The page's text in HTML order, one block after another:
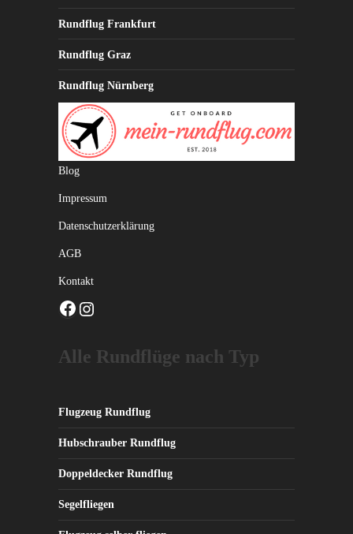
Rundflug Frankfurt
Rundflug Graz
Rundflug Nürnberg
Blog
Impressum
Datenschutzerklärung
AGB
Kontakt
Facebook
Alle Rundflüge nach Typ
Flugzeug Rundflug
Hubschrauber Rundflug
Doppeldecker Rundflug
Segelfliegen